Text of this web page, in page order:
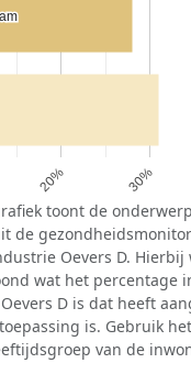
20% 30%
toont de
de
Oevers D. Hierbij
wat het percentage
D is dat heeft
is. Gebruik
van de